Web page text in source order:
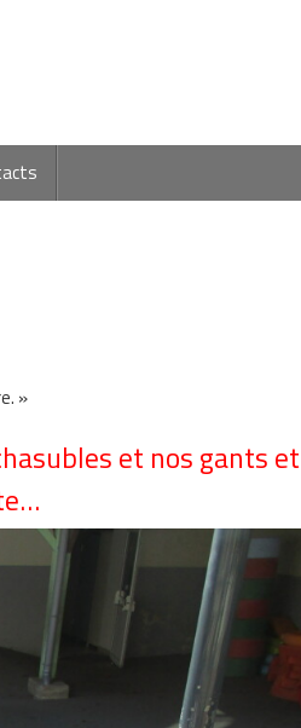
»
et nos gants et